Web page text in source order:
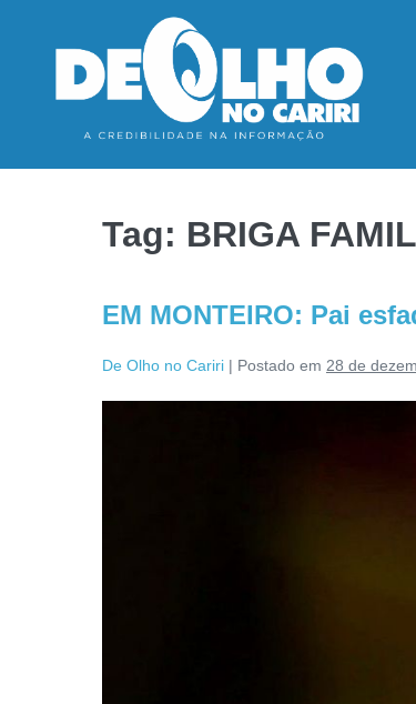
Tag: BRIGA
EM MONTEIRO: Pai
De Olho no Cariri | Postado em 28 de